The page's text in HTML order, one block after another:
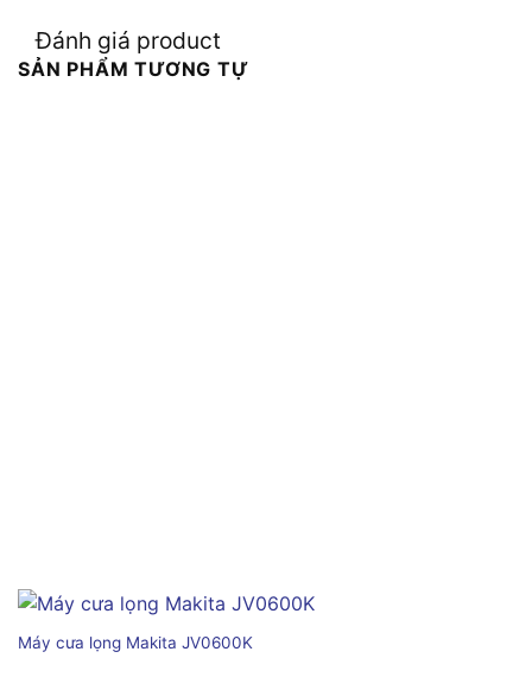
Đánh giá product
SẢN PHẨM TƯƠNG TỰ
Máy cưa lọng Makita JV0600K